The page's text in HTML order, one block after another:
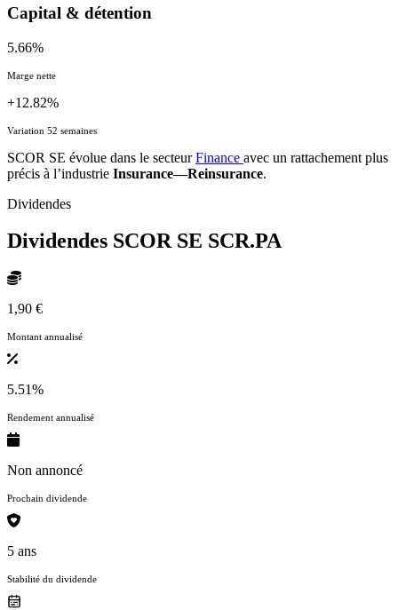
Capital & détention
5.66%
Marge nette
+12.82%
Variation 52 semaines
SCOR SE évolue dans le secteurFinance avec un rattachement plus
précis à l’industrie Insurance—Reinsurance.
Dividendes
Dividendes SCOR SE SCR.PA
1,90 €
Montant annualisé
5.51%
Rendement annualisé
Non annoncé
Prochain dividende
5 ans
Stabilité du dividende